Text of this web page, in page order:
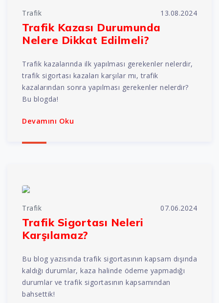
Trafik 13.08.2024
Trafik Kazası Durumunda
Nelere Dikkat Edilmeli?
Trafik kazalarında ilk yapılması gerekenler nelerdir,
trafik sigortası kazaları karşılar mı, trafik
kazalarından sonra yapılması gerekenler nelerdir?
Bu blogda!
Devamını Oku
Trafik 07.06.2024
Trafik Sigortası Neleri
Karşılamaz?
Bu blog yazısında trafik sigortasının kapsam dışında
kaldığı durumlar, kaza halinde ödeme yapmadığı
durumlar ve trafik sigortasının kapsamından
bahsettik!